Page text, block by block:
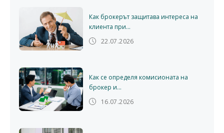
Как брокерът защитава интереса на
клиента при...
22.07.2026
Как се определя комисионата на
брокер и...
16.07.2026